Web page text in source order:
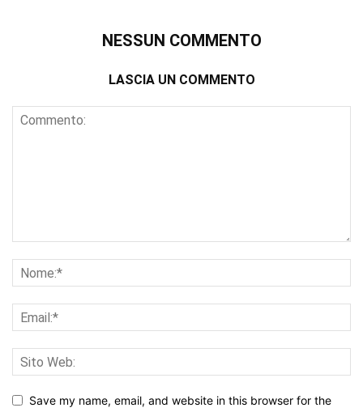
NESSUN COMMENTO
LASCIA UN COMMENTO
Save my name, email, and website in this browser for the